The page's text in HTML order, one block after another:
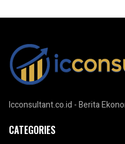
Icconsultant.co.id - Berita
CATEGORIES